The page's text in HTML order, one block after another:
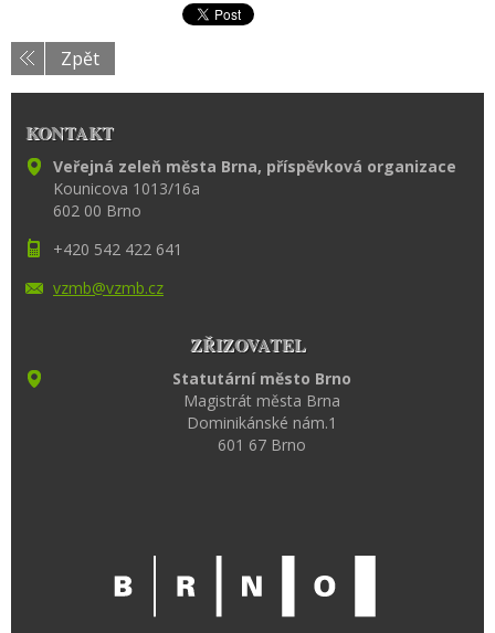
Zpět
KONTAKT
Veřejná zeleň města Brna, příspěvková organizace
Kounicova 1013/16a
602 00 Brno
+420 542 422 641
vzmb@vzmb.cz
ZŘIZOVATEL
Statutární město Brno
Magistrát města Brna
Dominikánské nám.1
601 67 Brno